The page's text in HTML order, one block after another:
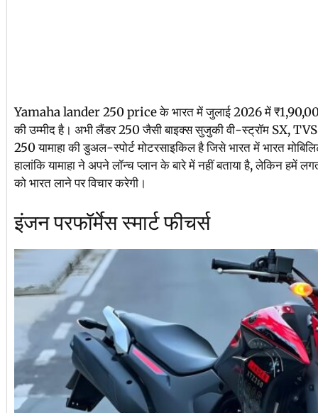
Yamaha lander 250 price के भारत में जुलाई 2026 में
की उम्मीद है। अभी लैंडर 250 जैसी बाइक्स सुजुकी वी-स्ट्रॉम SX,
250 यामाहा की डुअल-स्पोर्ट मोटरसाइकिल है जिसे भारत में भारत
हालांकि यामाहा ने अपने लॉन्च प्लान के बारे में नहीं बताया है, लेकिन हमें
को भारत लाने पर विचार करेगी।
इंजन परफॉर्मेस स्मार्ट फीचर्स